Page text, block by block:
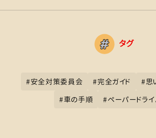
タグ
#安全対策委員会 #完全ガイド #思
#車の手順 #ペーパードラ